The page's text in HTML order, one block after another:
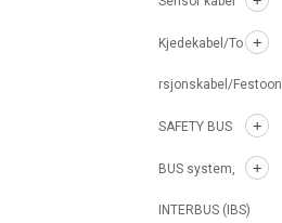
Kjedekabel/To
rsjonskabel/Festoon
SAFETY BUS
BUS system,
INTERBUS (IBS)